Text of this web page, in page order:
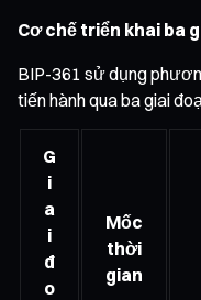
Cơ chế triển khai ba
BIP-361 sử dụng
tiến hành qua ba giai
G
i
a
i
đ
o
Mốc
thời
gian